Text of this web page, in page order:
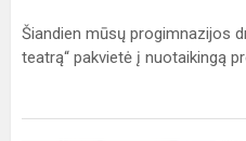
Šiandien mūsų progimnazijos
teatrą“ pakvietė į nuotaikingą